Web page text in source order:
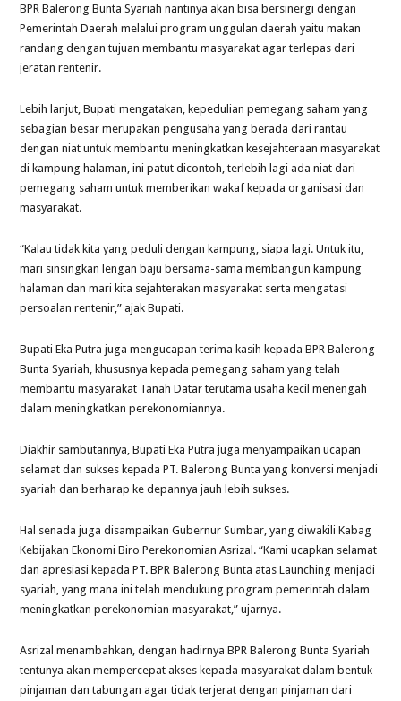
BPR Balerong Bunta Syariah nantinya akan bisa bersinergi dengan
Pemerintah Daerah melalui program unggulan daerah yaitu makan
randang dengan tujuan membantu masyarakat agar terlepas dari
jeratan rentenir.
Lebih lanjut, Bupati mengatakan, kepedulian pemegang saham yang
sebagian besar merupakan pengusaha yang berada dari rantau
dengan niat untuk membantu meningkatkan kesejahteraan masyarakat
di kampung halaman, ini patut dicontoh, terlebih lagi ada niat dari
pemegang saham untuk memberikan wakaf kepada organisasi dan
masyarakat.
“Kalau tidak kita yang peduli dengan kampung, siapa lagi. Untuk itu,
mari sinsingkan lengan baju bersama-sama membangun kampung
halaman dan mari kita sejahterakan masyarakat serta mengatasi
persoalan rentenir,” ajak Bupati.
Bupati Eka Putra juga mengucapan terima kasih kepada BPR Balerong
Bunta Syariah, khususnya kepada pemegang saham yang telah
membantu masyarakat Tanah Datar terutama usaha kecil menengah
dalam meningkatkan perekonomiannya.
Diakhir sambutannya, Bupati Eka Putra juga menyampaikan ucapan
selamat dan sukses kepada PT. Balerong Bunta yang konversi menjadi
syariah dan berharap ke depannya jauh lebih sukses.
Hal senada juga disampaikan Gubernur Sumbar, yang diwakili Kabag
Kebijakan Ekonomi Biro Perekonomian Asrizal. “Kami ucapkan selamat
dan apresiasi kepada PT. BPR Balerong Bunta atas Launching menjadi
syariah, yang mana ini telah mendukung program pemerintah dalam
meningkatkan perekonomian masyarakat,” ujarnya.
Asrizal menambahkan, dengan hadirnya BPR Balerong Bunta Syariah
tentunya akan mempercepat akses kepada masyarakat dalam bentuk
pinjaman dan tabungan agar tidak terjerat dengan pinjaman dari